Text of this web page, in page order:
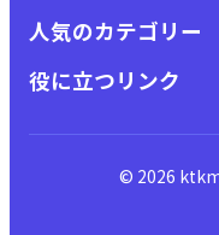
人気のカテゴリー
役に立つリンク
© 2026